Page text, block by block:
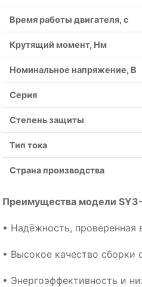
Время работы двигателя, с
Крутящий момент, Нм
Номинальное напряжение, В
Серия
Степень защиты
Тип тока
Страна производства
Преимущества модели
• Надёжность, проверенная
• Высокое качество сборки
• Энергоэффективность и